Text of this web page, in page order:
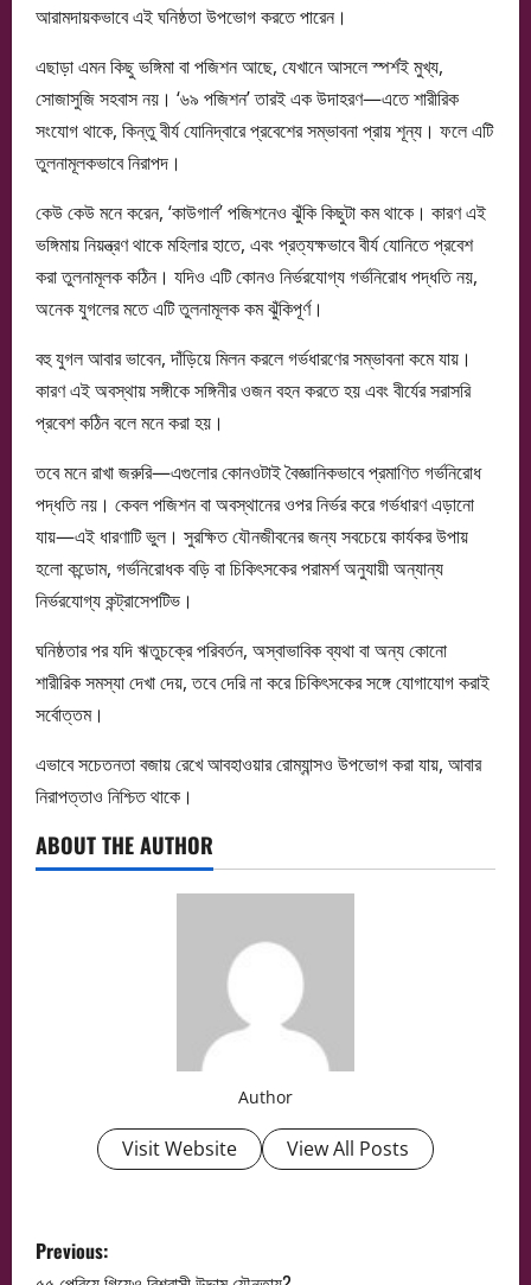
আরামদায়কভাবে এই ঘনিষ্ঠতা উপভোগ করতে পারেন।
এছাড়া এমন কিছু ভঙ্গিমা বা পজিশন আছে, যেখানে আসলে স্পর্শই মুখ্য,
সোজাসুজি সহবাস নয়। ‘৬৯ পজিশন’ তারই এক উদাহরণ—এতে শারীরিক
সংযোগ থাকে, কিন্তু বীর্য যোনিদ্বারে প্রবেশের সম্ভাবনা প্রায় শূন্য। ফলে এটি
তুলনামূলকভাবে নিরাপদ।
কেউ কেউ মনে করেন, ‘কাউগার্ল’ পজিশনেও ঝুঁকি কিছুটা কম থাকে। কারণ এই
ভঙ্গিমায় নিয়ন্ত্রণ থাকে মহিলার হাতে, এবং প্রত্যক্ষভাবে বীর্য যোনিতে প্রবেশ
করা তুলনামূলক কঠিন। যদিও এটি কোনও নির্ভরযোগ্য গর্ভনিরোধ পদ্ধতি নয়,
অনেক যুগলের মতে এটি তুলনামূলক কম ঝুঁকিপূর্ণ।
বহু যুগল আবার ভাবেন, দাঁড়িয়ে মিলন করলে গর্ভধারণের সম্ভাবনা কমে যায়।
কারণ এই অবস্থায় সঙ্গীকে সঙ্গিনীর ওজন বহন করতে হয় এবং বীর্যের সরাসরি
প্রবেশ কঠিন বলে মনে করা হয়।
তবে মনে রাখা জরুরি—এগুলোর কোনওটাই বৈজ্ঞানিকভাবে প্রমাণিত গর্ভনিরোধ
পদ্ধতি নয়। কেবল পজিশন বা অবস্থানের ওপর নির্ভর করে গর্ভধারণ এড়ানো
যায়—এই ধারণাটি ভুল। সুরক্ষিত যৌনজীবনের জন্য সবচেয়ে কার্যকর উপায়
হলো কন্ডোম, গর্ভনিরোধক বড়ি বা চিকিৎসকের পরামর্শ অনুযায়ী অন্যান্য
নির্ভরযোগ্য কন্ট্রাসেপটিভ।
ঘনিষ্ঠতার পর যদি ঋতুচক্রে পরিবর্তন, অস্বাভাবিক ব্যথা বা অন্য কোনো
শারীরিক সমস্যা দেখা দেয়, তবে দেরি না করে চিকিৎসকের সঙ্গে যোগাযোগ করাই
সর্বোত্তম।
এভাবে সচেতনতা বজায় রেখে আবহাওয়ার রোম্যান্সও উপভোগ করা যায়, আবার
নিরাপত্তাও নিশ্চিত থাকে।
ABOUT THE AUTHOR
Author
Visit Website View All Posts
P
Previous: